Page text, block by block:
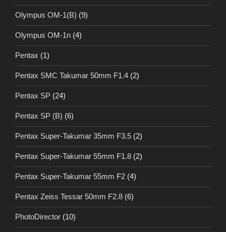
Olympus OM-1(B) (9)
Olympus OM-1n (4)
Pentax (1)
Pentax SMC Takumar 50mm F1.4 (2)
Pentax SP (24)
Pentax SP (B) (6)
Pentax Super-Takumar 35mm F3.5 (2)
Pentax Super-Takumar 55mm F1.8 (2)
Pentax Super-Takumar 55mm F2 (4)
Pentax Zeiss Tessar 50mm F2.8 (6)
PhotoDirector (10)